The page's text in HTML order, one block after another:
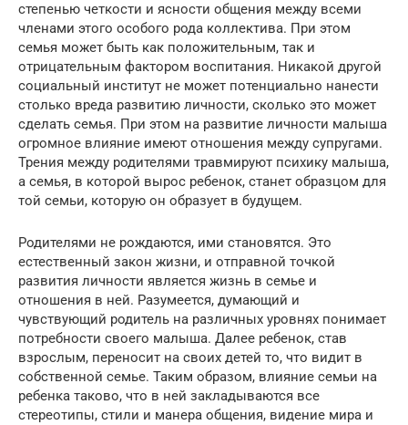
степенью четкости и ясности общения между всеми
членами этого особого рода коллектива. При этом
семья может быть как положительным, так и
отрицательным фактором воспитания. Никакой другой
социальный институт не может потенциально нанести
столько вреда развитию личности, сколько это может
сделать семья. При этом на развитие личности малыша
огромное влияние имеют отношения между супругами.
Трения между родителями травмируют психику малыша,
а семья, в которой вырос ребенок, станет образцом для
той семьи, которую он образует в будущем.
Родителями не рождаются, ими становятся. Это
естественный закон жизни, и отправной точкой
развития личности является жизнь в семье и
отношения в ней. Разумеется, думающий и
чувствующий родитель на различных уровнях понимает
потребности своего малыша. Далее ребенок, став
взрослым, переносит на своих детей то, что видит в
собственной семье. Таким образом, влияние семьи на
ребенка таково, что в ней закладываются все
стереотипы, стили и манера общения, видение мира и